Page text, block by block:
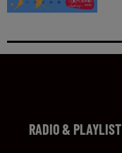
RADIO & PLAYLIST